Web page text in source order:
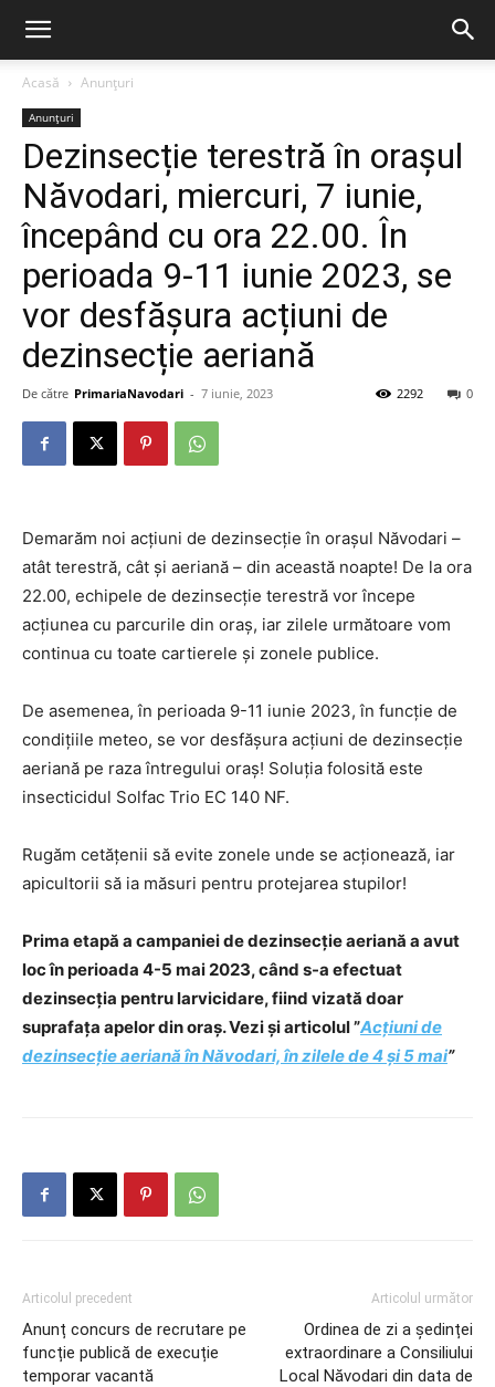
Acasă Anunțuri
Anunțuri
Dezinsecție terestră în orașul
Năvodari, miercuri, 7 iunie,
începând cu ora 22.00. În
perioada 9-11 iunie 2023, se
vor desfășura acțiuni de
dezinsecție aeriană
De către PrimariaNavodari - 7 iunie, 2023 0
2292
Demarăm noi acțiuni de dezinsecție în orașul Năvodari –
atât terestră, cât și aeriană – din această noapte! De la ora
22.00, echipele de dezinsecție terestră vor începe
acțiunea cu parcurile din oraș, iar zilele următoare vom
continua cu toate cartierele și zonele publice.
De asemenea, în perioada 9-11 iunie 2023, în funcție de
condițiile meteo, se vor desfășura acțiuni de dezinsecție
aeriană pe raza întregului oraș! Soluția folosită este
insecticidul Solfac Trio EC 140 NF.
Rugăm cetățenii să evite zonele unde se acționează, iar
apicultorii să ia măsuri pentru protejarea stupilor!
Prima etapă a campaniei de dezinsecție aeriană a avut
loc în perioada 4-5 mai 2023, când s-a efectuat
dezinsecția pentru larvicidare, fiind vizată doar
suprafața apelor din oraș. Vezi și articolul ”Acțiuni de
dezinsecție aeriană în Năvodari, în zilele de 4 și 5 mai”
Articolul precedent
Anunț concurs de recrutare pe
funcție publică de execuție
temporar vacantă
Articolul următor
Ordinea de zi a ședinței
extraordinare a Consiliului
Local Năvodari din data de